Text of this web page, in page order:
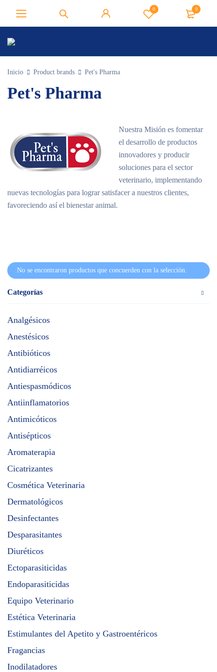
0 0
Inicio Product brands Pet's Pharma
Pet's Pharma
Categorías
Analgésicos
Anestésicos
Antibióticos
Antidiarréicos
Antiespasmódicos
Antiinflamatorios
Antimicóticos
Antisépticos
Aromaterapia
Cicatrizantes
Cosmética Veterinaria
Dermatológicos
Desinfectantes
Desparasitantes
Diuréticos
Ectoparasiticidas
Endoparasiticidas
Equipo Veterinario
Estética Veterinaria
Estimulantes del Apetito y Gastroentéricos
Fragancias
Inodilatadores
Nuestra Misión es fomentar
el desarrollo de productos
innovadores y producir
soluciones para el sector
veterinario, implementando
nuevas tecnologías para lograr satisfacer a nuestros clientes,
favoreciendo así el bienestar animal.
No se encontraron productos que concuerden con la selección.